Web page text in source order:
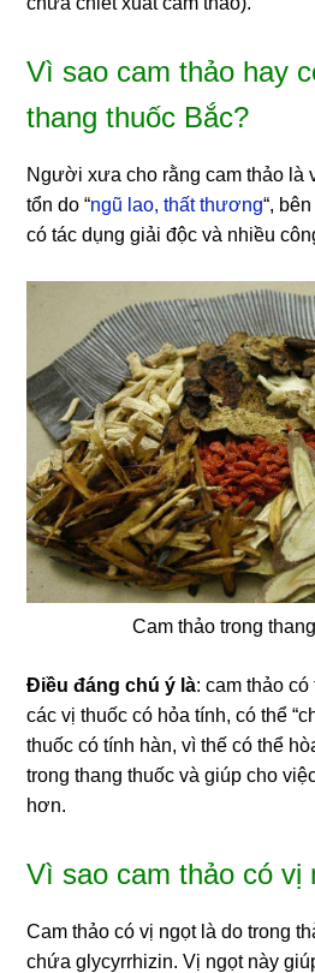
Vì sao cam thảo hay
thang thuốc Bắc?
Người xưa cho rằng cam thảo là
tổn do “ngũ lao, thất thương“,
có tác dụng giải độc và nhiều
Cam thảo trong
Điều đáng chú ý là: cam thảo có
các vị thuốc có hỏa tính, có thể
thuốc có tính hàn, vì thế có thể
trong thang thuốc và giúp cho
hơn.
Vì sao cam thảo có vị
Cam thảo có vị ngọt là do trong
chứa glycyrrhizin. Vị ngọt này